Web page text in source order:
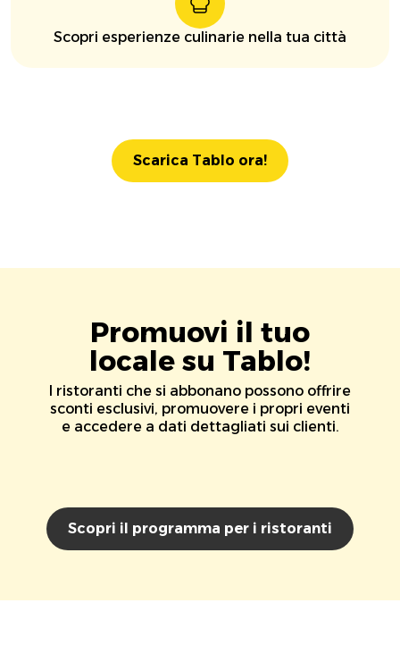
Scopri esperienze culinarie nella tua città
Scarica Tablo ora!
Promuovi il tuo
locale su Tablo!
I ristoranti che si abbonano possono offrire
sconti esclusivi, promuovere i propri eventi
e accedere a dati dettagliati sui clienti.
Scopri il programma per i ristoranti